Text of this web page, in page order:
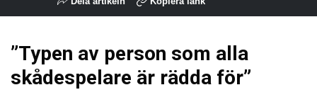
”Typen av person som alla
skådespelare är rädda för”